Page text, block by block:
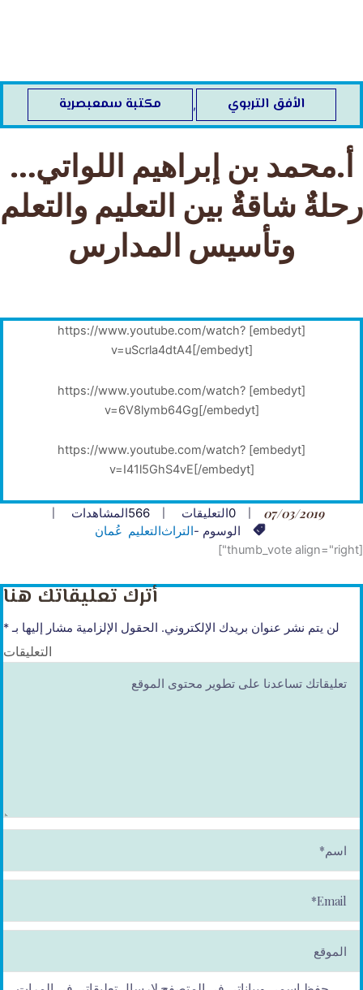
الأفق التربوي , مكتبة سمعبصرية
أ.محمد بن إبراهيم اللواتي…
رحلةٌ شاقةٌ بين التعليم والتعلم
وتأسيس المدارس
[embedyt] https://www.youtube.com/watch?
v=uScrla4dtA4[/embedyt]
[embedyt] https://www.youtube.com/watch?
v=6V8lymb64Gg[/embedyt]
[embedyt] https://www.youtube.com/watch?
v=I41l5GhS4vE[/embedyt]
07/03/2019
0التعليقات 566المشاهدات
الوسوم -التراثالتعليم عُمان
[thumb_vote align="right"]
أترك تعليقاتك هنا
لن يتم نشر عنوان بريدك الإلكتروني. الحقول الإلزامية مشار إليها بـ *
التعليقات
م
*
ai
l*